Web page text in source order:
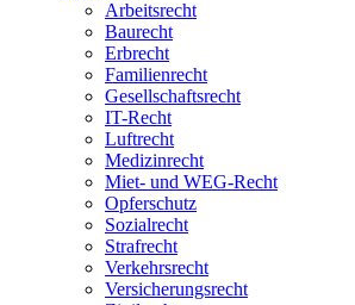
Arbeitsrecht
Baurecht
Erbrecht
Familienrecht
Gesellschaftsrecht
IT-Recht
Luftrecht
Medizinrecht
Miet- und WEG-Recht
Opferschutz
Sozialrecht
Strafrecht
Verkehrsrecht
Versicherungsrecht